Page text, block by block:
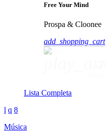
Free Your Mind
Prospa & Cloonee
add_shopping_cart
Lista Completa
Música